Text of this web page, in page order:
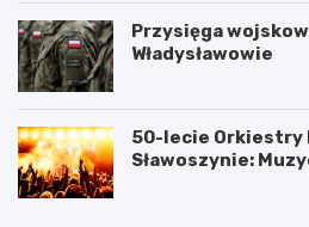
Przysięga
Władysławowie
50-lecie Orkiestry
Sławoszynie: